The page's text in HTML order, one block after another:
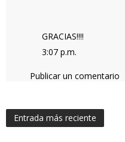
GRACIAS!!!!
3:07 p.m.
Publicar un comentario
Entrada más reciente